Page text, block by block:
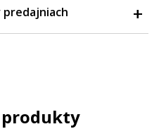
produkty